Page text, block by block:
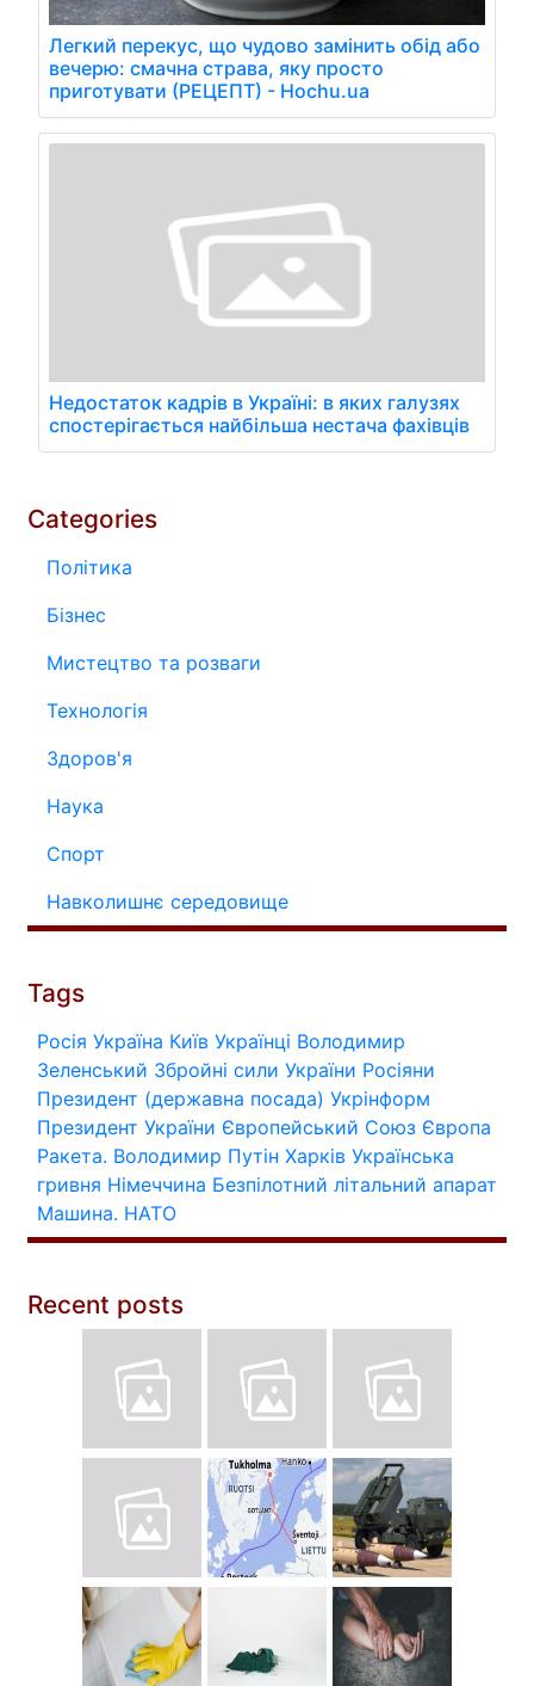
Легкий перекус, що чудово замінить обід або
вечерю: смачна страва, яку просто
приготувати (РЕЦЕПТ) - Hochu.ua
Недостаток кадрів в Україні: в яких галузях
спостерігається найбільша нестача фахівців
Categories
Політика
Бізнес
Мистецтво та розваги
Технологія
Здоров'я
Наука
Спорт
Навколишнє середовище
Tags
Росія Україна Київ Українці Володимир
Зеленський Збройні сили України Росіяни
Президент (державна посада) Укрінформ
Президент України Європейський Союз Європа
Ракета. Володимир Путін Харків Українська
гривня Німеччина Безпілотний літальний апарат
Машина. НАТО
Recent posts